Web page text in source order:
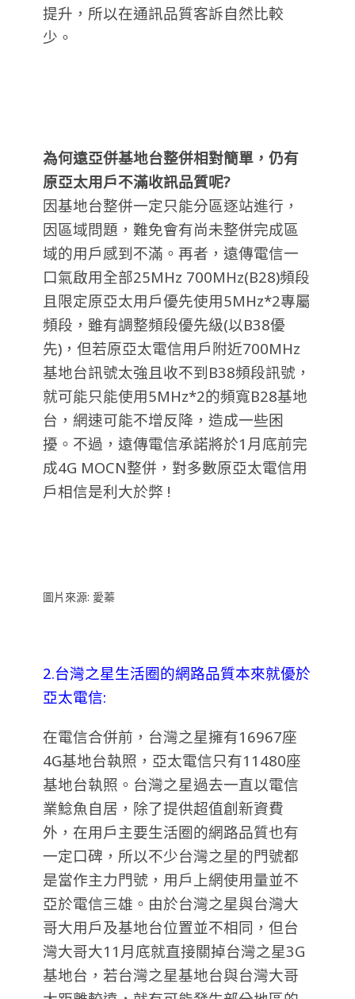
提升，所以在通訊品質客訴自然比較
少。
為何遠亞併基地台整併相對簡單，仍有
原亞太用戶不滿收訊品質呢?
因基地台整併一定只能分區逐站進行，
因區域問題，難免會有尚未整併完成區
域的用戶感到不滿。再者，遠傳電信一
口氣啟用全部25MHz 700MHz(B28)頻段
且限定原亞太用戶優先使用5MHz*2專屬
頻段，雖有調整頻段優先級(以B38優
先)，但若原亞太電信用戶附近700MHz
基地台訊號太強且收不到B38頻段訊號，
就可能只能使用5MHz*2的頻寬B28基地
台，網速可能不增反降，造成一些困
擾。不過，遠傳電信承諾將於1月底前完
成4G MOCN整併，對多數原亞太電信用
戶相信是利大於弊 !
圖片來源: 愛蓁
2.台灣之星生活圈的網路品質本來就優於
亞太電信:
在電信合併前，台灣之星擁有16967座
4G基地台執照，亞太電信只有11480座
基地台執照。台灣之星過去一直以電信
業鯰魚自居，除了提供超值創新資費
外，在用戶主要生活圈的網路品質也有
一定口碑，所以不少台灣之星的門號都
是當作主力門號，用戶上網使用量並不
亞於電信三雄。由於台灣之星與台灣大
哥大用戶及基地台位置並不相同，但台
灣大哥大11月底就直接關掉台灣之星3G
基地台，若台灣之星基地台與台灣大哥